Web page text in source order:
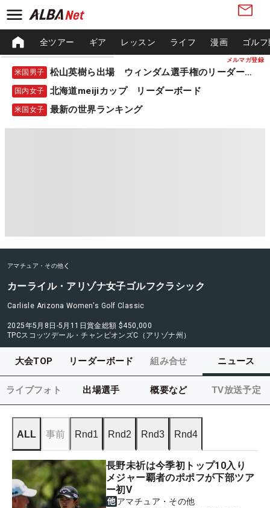
メルマガ登録
全ツアー ギア レッスン ライフ 漫画 ゴル
米国男子 松山英樹ら出場 ウィンダム選手権のリーダーボード
国内女子 北海道meijiカップ リーダーボード
米国女子 最新の世界ランキング
アマチュア・その他
カーライル・アリゾナ女子ゴルフクラシック
Carlisle Arizona Women's Golf Classic
2025年5月8日-5月11日賞金総額 $450,000
TPCスコッツデール・チャンピオンズC（アリゾナ州）
大会TOP リーダーボード 組み合せ ニュース
ライブフォト 出場選手 概要など TV放送予定
ALL 事前 Rnd1 Rnd2 Rnd3 Rnd4
長野未祈は今季初トップ10入り
メジャー覇者のポポフが下部ツア
ー初V
アマチュア・その他